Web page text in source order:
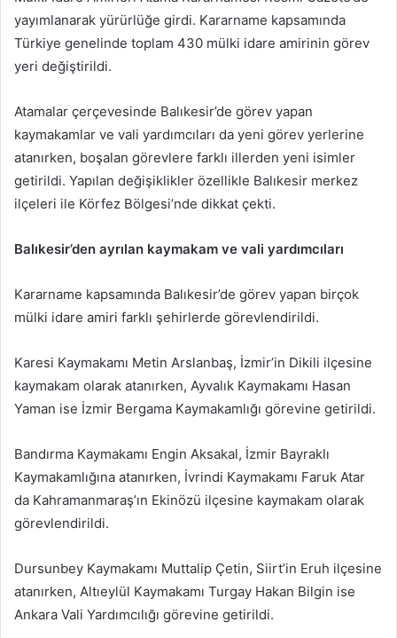
yayımlanarak yürürlüğe girdi. Kararname kapsamında
Türkiye genelinde toplam 430 mülki idare amirinin görev
yeri değiştirildi.
Atamalar çerçevesinde Balıkesir’de görev yapan
kaymakamlar ve vali yardımcıları da yeni görev yerlerine
atanırken, boşalan görevlere farklı illerden yeni isimler
getirildi. Yapılan değişiklikler özellikle Balıkesir merkez
ilçeleri ile Körfez Bölgesi’nde dikkat çekti.
Balıkesir’den ayrılan kaymakam ve vali yardımcıları
Kararname kapsamında Balıkesir’de görev yapan birçok
mülki idare amiri farklı şehirlerde görevlendirildi.
Karesi Kaymakamı Metin Arslanbaş, İzmir’in Dikili ilçesine
kaymakam olarak atanırken, Ayvalık Kaymakamı Hasan
Yaman ise İzmir Bergama Kaymakamlığı görevine getirildi.
Bandırma Kaymakamı Engin Aksakal, İzmir Bayraklı
Kaymakamlığına atanırken, İvrindi Kaymakamı Faruk Atar
da Kahramanmaraş’ın Ekinözü ilçesine kaymakam olarak
görevlendirildi.
Dursunbey Kaymakamı Muttalip Çetin, Siirt’in Eruh ilçesine
atanırken, Altıeylül Kaymakamı Turgay Hakan Bilgin ise
Ankara Vali Yardımcılığı görevine getirildi.